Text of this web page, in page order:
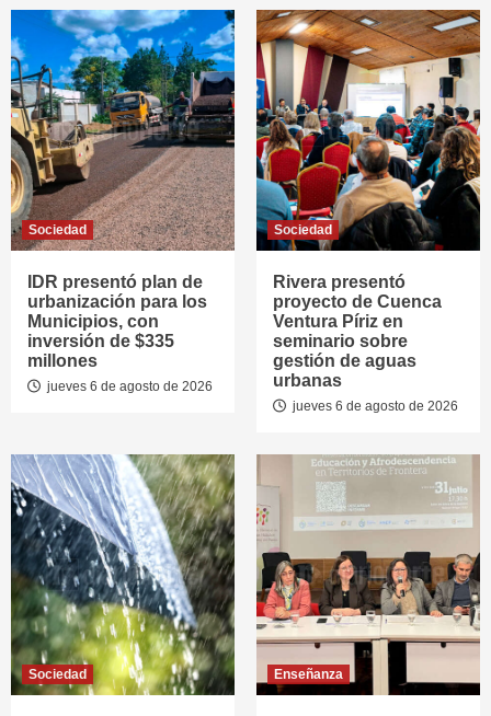
Sociedad
IDR presentó plan de
urbanización para los
Municipios, con
inversión de $335
millones
jueves 6 de agosto de 2026
Sociedad
Rivera presentó
proyecto de Cuenca
Ventura Píriz en
seminario sobre
gestión de aguas
urbanas
jueves 6 de agosto de 2026
Sociedad Enseñanza